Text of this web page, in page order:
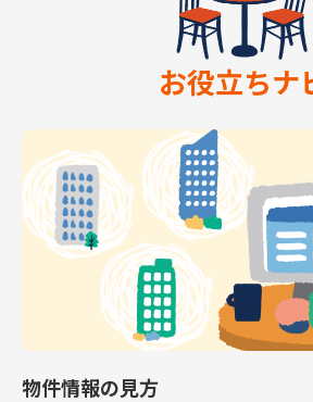
お役立ちナ
物件情報の見方